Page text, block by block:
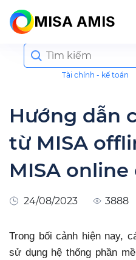
MISA AMIS
Tài chính - kế toán
Search
for:
Hướng dẫn
từ MISA
MISA
24/08/2023 3888
Trong bối cảnh hiện nay,
sử dụng hệ thống phần